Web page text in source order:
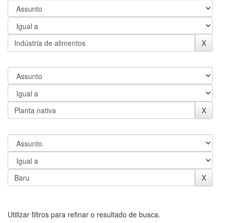
Utilizar filtros para refinar o resultado de busca.